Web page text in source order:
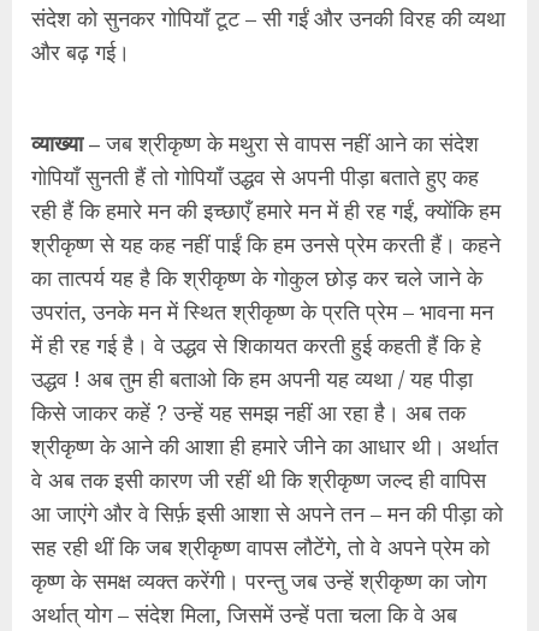
संदेश को सुनकर गोपियाँ टूट – सी गईं और उनकी विरह की व्यथा
और बढ़ गई।
व्याख्या –जब श्रीकृष्ण के मथुरा से वापस नहीं आने का संदेश
गोपियाँ सुनती हैं तो गोपियाँ उद्धव से अपनी पीड़ा बताते हुए कह
रही हैं कि हमारे मन की इच्छाएँ हमारे मन में ही रह गईं, क्योंकि हम
श्रीकृष्ण से यह कह नहीं पाईं कि हम उनसे प्रेम करती हैं। कहने
का तात्पर्य यह है कि श्रीकृष्ण के गोकुल छोड़ कर चले जाने के
उपरांत, उनके मन में स्थित श्रीकृष्ण के प्रति प्रेम – भावना मन
में ही रह गई है। वे उद्धव से शिकायत करती हुई कहती हैं कि हे
उद्धव ! अब तुम ही बताओ कि हम अपनी यह व्यथा / यह पीड़ा
किसे जाकर कहें ? उन्हें यह समझ नहीं आ रहा है। अब तक
श्रीकृष्ण के आने की आशा ही हमारे जीने का आधार थी। अर्थात
वे अब तक इसी कारण जी रहीं थी कि श्रीकृष्ण जल्द ही वापिस
आ जाएंगे और वे सिर्फ़ इसी आशा से अपने तन – मन की पीड़ा को
सह रही थीं कि जब श्रीकृष्ण वापस लौटेंगे, तो वे अपने प्रेम को
कृष्ण के समक्ष व्यक्त करेंगी। परन्तु जब उन्हें श्रीकृष्ण का जोग
अर्थात् योग – संदेश मिला, जिसमें उन्हें पता चला कि वे अब